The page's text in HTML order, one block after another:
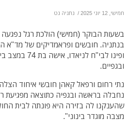
חמישי, 12 יוני 2025 / נתניה נט
בשעות הבוקר (חמישי) הולכת רגל
בנתניה. חובשים ופראמדיקים של מד"א
ופינו לבי"ח
ובגפיים.
נתי רחום ורפאל קאהן חובשי איחוד
נחבלה בראשה ובגפיה כתוצאה מפגיעת
שהענקנו לה בזירה היא פונתה לבית
מצבה מוגדר בינוני".